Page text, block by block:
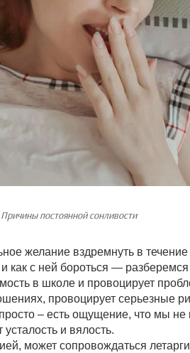
Причины постоянной сонливости
желание вздремнуть в
как с ней бороться —
в школе и провоцирует
провоцирует серьезные
– есть ощущение, что мы
и вялость.
может сопровождаться